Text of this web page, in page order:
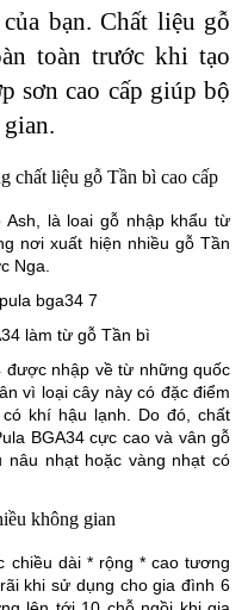
bạn. Chất liệu gỗ
toàn trước khi tạo
sơn cao cấp giúp bộ
chất liệu gỗ Tần bì cao cấp
là loai gỗ nhập khẩu từ
nơi xuất hiện nhiều gỗ Tần
Nga.
làm từ gỗ Tần bì
được nhập về từ những quốc
vì loại cây này có đặc điểm
khí hậu lạnh. Do đó, chất
BGA34 cực cao và vân gỗ
nhạt hoặc vàng nhạt có
không gian
chiều dài * rộng * cao tương
khi sử dụng cho gia đình 6